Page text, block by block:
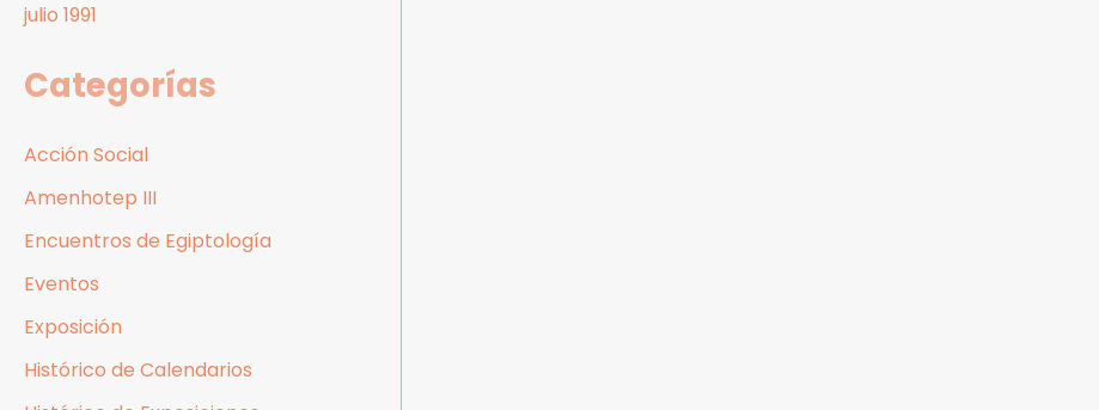
julio 1991
Categorías
Acción Social
Amenhotep III
Encuentros de Egiptología
Eventos
Exposición
Histórico de Calendarios